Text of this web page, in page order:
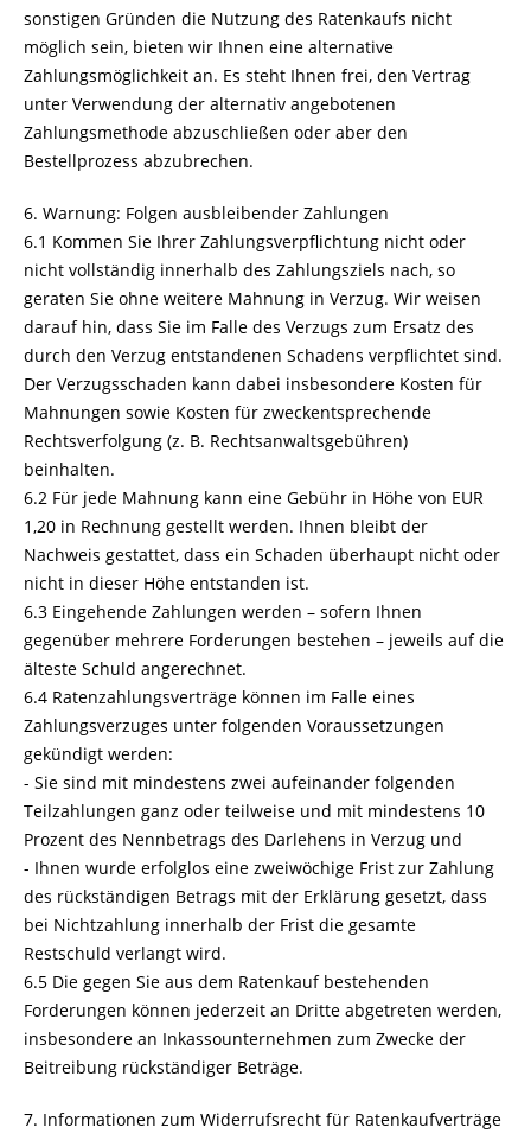
sonstigen Gründen die Nutzung des Ratenkaufs nicht
möglich sein, bieten wir Ihnen eine alternative
Zahlungsmöglichkeit an. Es steht Ihnen frei, den Vertrag
unter Verwendung der alternativ angebotenen
Zahlungsmethode abzuschließen oder aber den
Bestellprozess abzubrechen.
6. Warnung: Folgen ausbleibender Zahlungen
6.1 Kommen Sie Ihrer Zahlungsverpflichtung nicht oder
nicht vollständig innerhalb des Zahlungsziels nach, so
geraten Sie ohne weitere Mahnung in Verzug. Wir weisen
darauf hin, dass Sie im Falle des Verzugs zum Ersatz des
durch den Verzug entstandenen Schadens verpflichtet sind.
Der Verzugsschaden kann dabei insbesondere Kosten für
Mahnungen sowie Kosten für zweckentsprechende
Rechtsverfolgung (z. B. Rechtsanwaltsgebühren)
beinhalten.
6.2 Für jede Mahnung kann eine Gebühr in Höhe von EUR
1,20 in Rechnung gestellt werden. Ihnen bleibt der
Nachweis gestattet, dass ein Schaden überhaupt nicht oder
nicht in dieser Höhe entstanden ist.
6.3 Eingehende Zahlungen werden – sofern Ihnen
gegenüber mehrere Forderungen bestehen – jeweils auf die
älteste Schuld angerechnet.
6.4 Ratenzahlungsverträge können im Falle eines
Zahlungsverzuges unter folgenden Voraussetzungen
gekündigt werden:
- Sie sind mit mindestens zwei aufeinander folgenden
Teilzahlungen ganz oder teilweise und mit mindestens 10
Prozent des Nennbetrags des Darlehens in Verzug und
- Ihnen wurde erfolglos eine zweiwöchige Frist zur Zahlung
des rückständigen Betrags mit der Erklärung gesetzt, dass
bei Nichtzahlung innerhalb der Frist die gesamte
Restschuld verlangt wird.
6.5 Die gegen Sie aus dem Ratenkauf bestehenden
Forderungen können jederzeit an Dritte abgetreten werden,
insbesondere an Inkassounternehmen zum Zwecke der
Beitreibung rückständiger Beträge.
7. Informationen zum Widerrufsrecht für Ratenkaufverträge